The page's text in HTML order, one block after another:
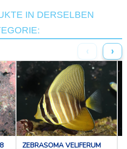
IN DERSELBEN
‹ ›
ZEBRASOMA VELIFERUM